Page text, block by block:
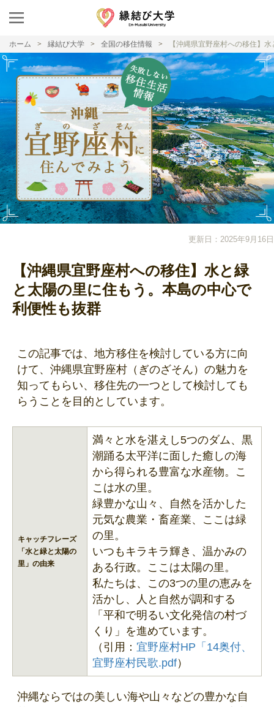
ホーム 縁結び大学 全国の移住情報 【沖縄県宜野座村への移住】
更新日：2025年9月16日
【沖縄県宜野座村への移住】水と緑
と太陽の里に住もう。本島の中心で
利便性も抜群
この記事では、地方移住を検討している方に向
けて、沖縄県宜野座村（ぎのざそん）の魅力を
知ってもらい、移住先の一つとして検討しても
らうことを目的としています。
キャッチフレーズ
「水と緑と太陽の
里」の由来
満々と水を湛えし5つのダム、黒
潮踊る太平洋に面した癒しの海
から得られる豊富な水産物。こ
こは水の里。
緑豊かな山々、自然を活かした
元気な農業・畜産業、ここは緑
の里。
いつもキラキラ輝き、温かみの
ある行政。ここは太陽の里。
私たちは、この3つの里の恵みを
活かし、人と自然が調和する
「平和で明るい文化発信の村づ
くり」を進めています。
（引用： 宜野座村HP「14奥付、
宜野座村民歌.pdf）
沖縄ならではの美しい海や山々などの豊かな自